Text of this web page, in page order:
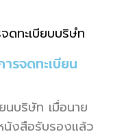
รจดทะเบียน
นบริษัท เมื่อนาย
นังสือรับรองแล้ว